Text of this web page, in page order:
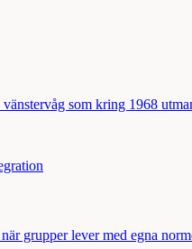
som kring 1968
grupper lever med egna